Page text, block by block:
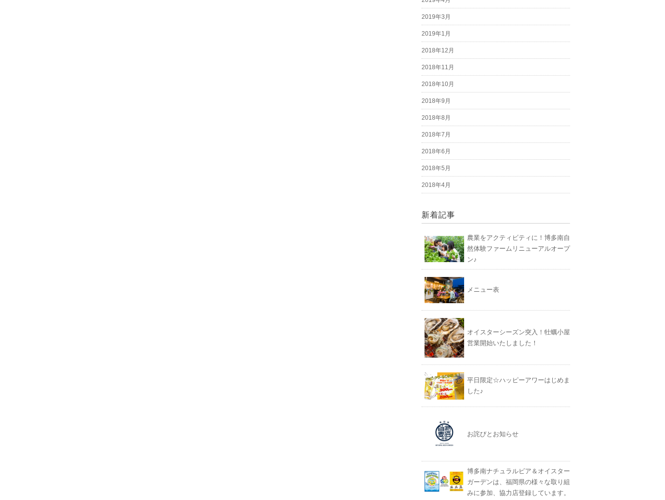
2019年3月
2019年1月
2018年12月
2018年11月
2018年10月
2018年9月
2018年8月
2018年7月
2018年6月
2018年5月
2018年4月
新着記事
農業をアクティビティに！博多南自
然体験ファームリニューアルオープ
ン♪
メニュー表
オイスターシーズン突入！牡蠣小屋
営業開始いたしました！
平日限定☆ハッピーアワーはじめま
した♪
お詫びとお知らせ
博多南ナチュラルビア＆オイスター
ガーデンは、福岡県の様々な取り組
みに参加、協力店登録しています。